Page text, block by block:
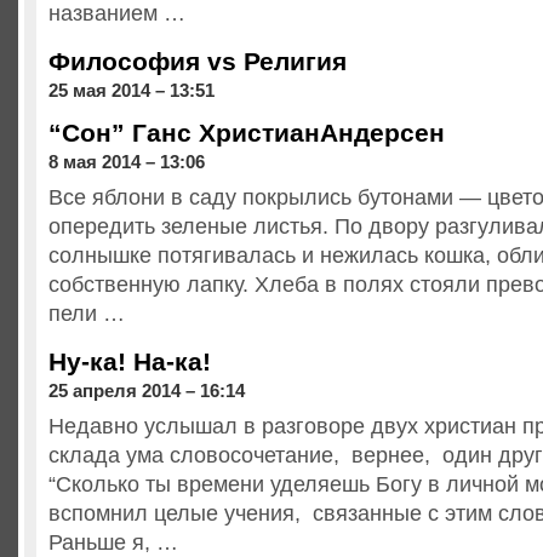
названием …
Философия vs Религия
25 мая 2014 – 13:51
“Сон” Ганс ХристианАндерсен
8 мая 2014 – 13:06
Все яблони в саду покрылись бутонами —
опередить зеленые листья. По двору
солнышке потягивалась и нежилась кошка,
собственную лапку. Хлеба в полях стояли
пели …
Ну-ка! На-ка!
25 апреля 2014 – 16:14
Недавно услышал в разговоре двух христиан
склада ума словосочетание, вернее, один
“Сколько ты времени уделяешь Богу в личной
вспомнил целые учения, связанные с этим
Раньше я, …